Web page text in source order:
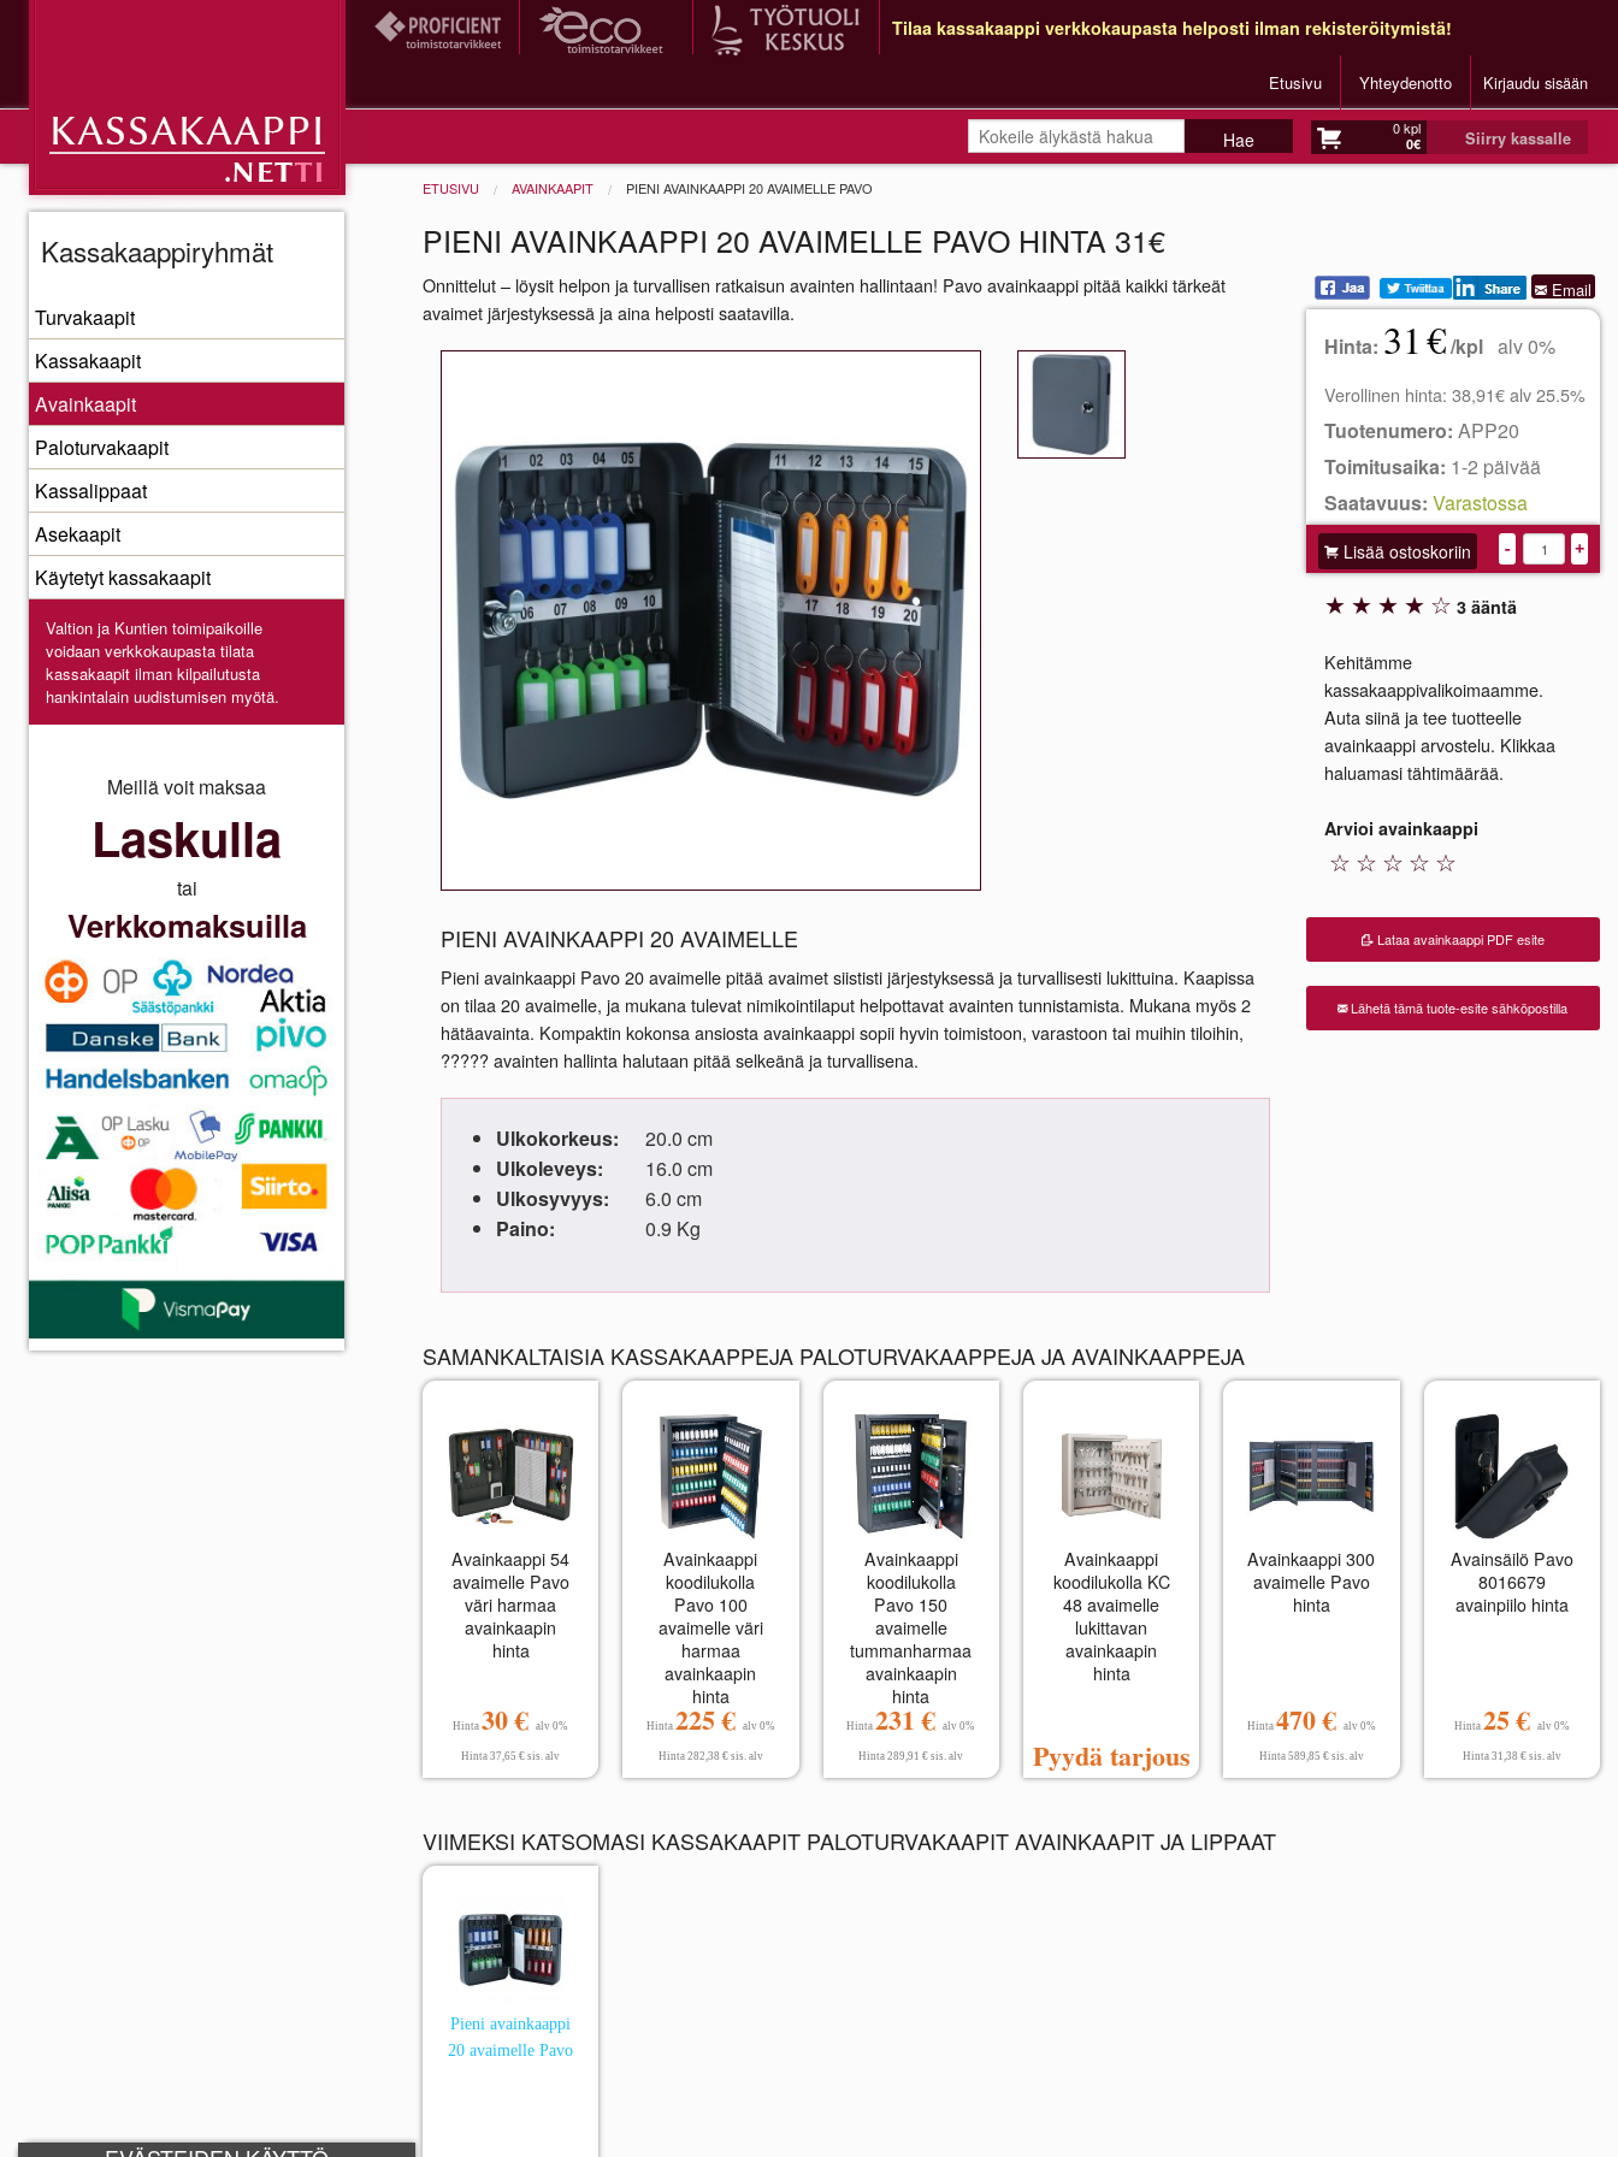
Tilaa kassakaappi verkkokaupasta helposti ilman rekisteröitymistä!
Kirjaudu sisään
Etusivu Yhteydenotto
0 kpl
0€ Siirry kassalle
Kassakaappiryhmät
Turvakaapit
Kassakaapit
Avainkaapit
Paloturvakaapit
Kassalippaat
Asekaapit
Käytetyt kassakaapit
Valtion ja Kuntien toimipaikoille
voidaan verkkokaupasta tilata
kassakaapit ilman kilpailutusta
hankintalain uudistumisen myötä.
Meillä voit maksaa
Laskulla
tai
Verkkomaksuilla
ETUSIVU AVAINKAAPIT PIENI AVAINKAAPPI 20 AVAIMELLE PAVO
PIENI AVAINKAAPPI 20 AVAIMELLE PAVO HINTA 31€
Onnittelut – löysit helpon ja turvallisen ratkaisun avainten hallintaan! Pavo avainkaappi pitää kaikki tärkeät
avaimet järjestyksessä ja aina helposti saatavilla.
PIENI AVAINKAAPPI 20 AVAIMELLE
Pieni avainkaappi Pavo 20 avaimelle pitää avaimet siististi järjestyksessä ja turvallisesti lukittuina. Kaapissa
on tilaa 20 avaimelle, ja mukana tulevat nimikointilaput helpottavat avainten tunnistamista. Mukana myös 2
hätäavainta. Kompaktin kokonsa ansiosta avainkaappi sopii hyvin toimistoon, varastoon tai muihin tiloihin,
????? avainten hallinta halutaan pitää selkeänä ja turvallisena.
Ulkokorkeus:
20.0 cm
Ulkoleveys:
16.0 cm
Ulkosyvyys:
6.0 cm
Paino:
0.9 Kg
Email
Hinta: 31 €/kpl alv 0%
Verollinen hinta: 38,91€ alv 25.5%
Tuotenumero: APP20
Toimitusaika: 1-2 päivää
Saatavuus: Varastossa
Lisää ostoskoriin - +
★ ★ ★ ★ ☆ 3 ääntä
Kehitämme
kassakaappivalikoimaamme.
Auta siinä ja tee tuotteelle
avainkaappi arvostelu. Klikkaa
haluamasi tähtimäärää.
Arvioi avainkaappi
☆
☆
☆
☆
☆
Lataa avainkaappi PDF esite
Lähetä tämä tuote-esite sähköpostilla
SAMANKALTAISIA KASSAKAAPPEJA PALOTURVAKAAPPEJA JA AVAINKAAPPEJA
Avainkaappi 54
avaimelle Pavo
väri harmaa
avainkaapin
hinta
Hinta30 €alv 0%
Hinta 37,65 € sis. alv
Avainkaappi
koodilukolla
Pavo 100
avaimelle väri
harmaa
avainkaapin
hinta
Hinta 225 € alv 0%
Hinta 282,38 € sis. alv
Avainkaappi
koodilukolla
Pavo 150
avaimelle
tummanharmaa
avainkaapin
hinta
Hinta 231 €alv 0%
Hinta 289,91 € sis. alv
Avainkaappi
koodilukolla KC
48 avaimelle
lukittavan
avainkaapin
hinta
Pyydä tarjous
Avainkaappi 300
avaimelle Pavo
hinta
Hinta 470 € alv 0%
Hinta 589,85 € sis. alv
Avainsäilö Pavo
8016679
avainpiilo hinta
Hinta 25 € alv 0%
Hinta 31,38 € sis. alv
VIIMEKSI KATSOMASI KASSAKAAPIT PALOTURVAKAAPIT AVAINKAAPIT JA LIPPAAT
Pieni avainkaappi
20 avaimelle Pavo